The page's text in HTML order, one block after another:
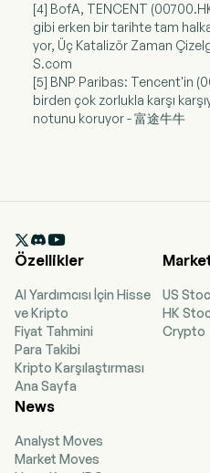
[4] BofA, TENCENT
gibi erken bir tarihte tam
yor, Üç Katalizör Zaman
S.com
[5] BNP Paribas: Tencent'in
birden çok zorlukla karşı
notunu koruyor - 富途牛牛

Özellikler
AI Yardımcısı İçin Hisse
ve Kripto
Fiyat Tahmini
Para Takibi
Kripto Karşılaştırması
Ana Sayfa
US
HK
Crypto
News
Analyst Moves
Market Moves